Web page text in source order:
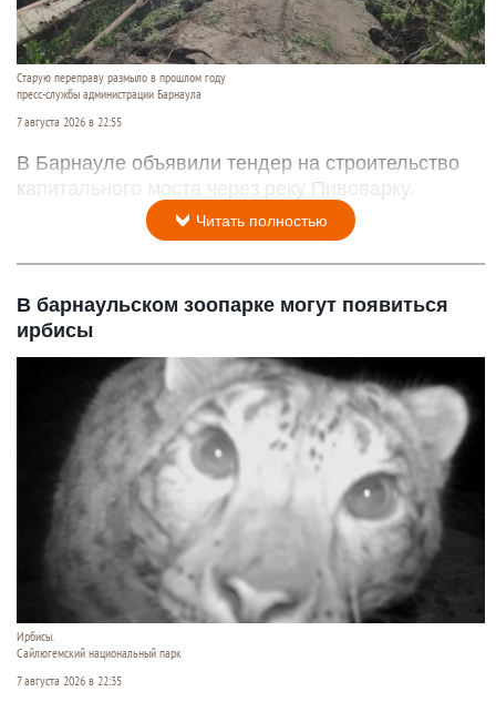
Старую переправу размыло в прошлом году
пресс-службы администрации Барнаула
7 августа 2026 в 22:55
В Барнауле объявили тендер на строительство
капитального моста через реку Пивоварку.
Читать полностью
В барнаульском зоопарке могут появиться
ирбисы
Ирбисы.
Сайлюгемский национальный парк
7 августа 2026 в 22:35